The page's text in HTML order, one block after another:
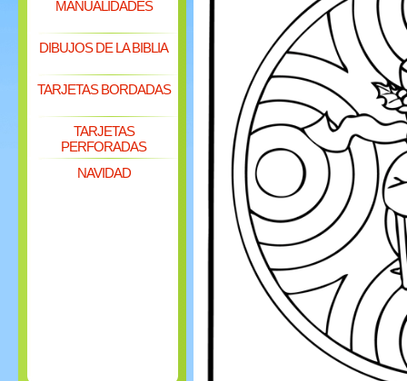
MANUALIDADES
DIBUJOS DE LA BIBLIA
TARJETAS BORDADAS
TARJETAS
PERFORADAS
NAVIDAD